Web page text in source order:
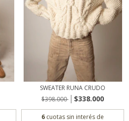
SWEATER RUNA CRUDO
$398.000
$338.000
6 cuotas sin interés de